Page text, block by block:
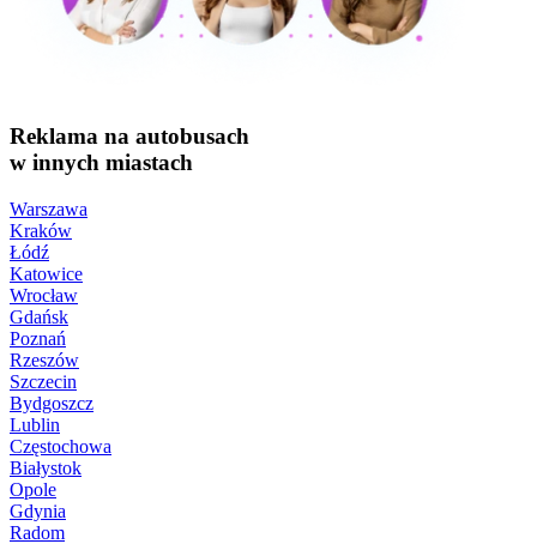
Reklama na autobusach
w innych miastach
Warszawa
Kraków
Łódź
Katowice
Wrocław
Gdańsk
Poznań
Rzeszów
Szczecin
Bydgoszcz
Lublin
Częstochowa
Białystok
Opole
Gdynia
Radom